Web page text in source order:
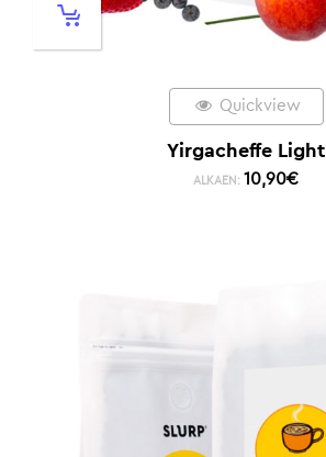
Quickview
Yirgacheffe Light
ALKAEN: 10,90€